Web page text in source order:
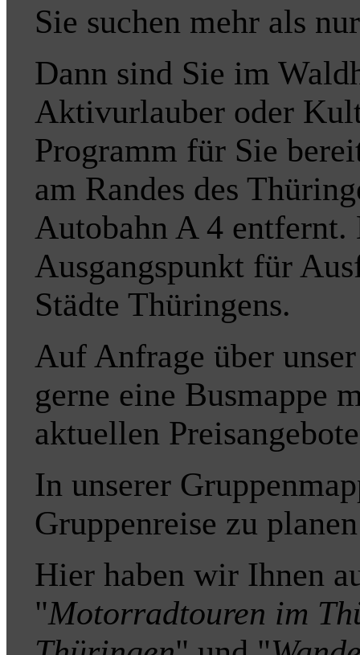
Sie suchen mehr als
Dann sind Sie im
Aktivurlauber oder
Programm für Sie
am Randes des
Autobahn A 4 entfernt.
Ausgangspunkt für
Städte Thüringens.
Auf Anfrage über
gerne eine Busmappe
aktuellen
In unserer
Gruppenreise zu
Hier haben wir Ihnen
"Motorradtouren im